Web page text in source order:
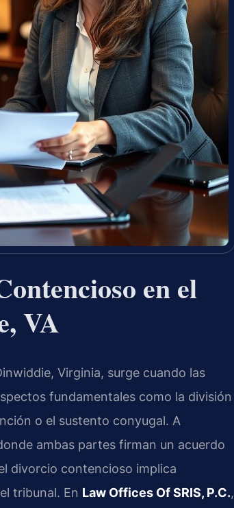
en el
VA
Virginia, surge cuando las
fundamentales como la división
o el sustento conyugal. A
ambas partes firman un acuerdo
divorcio contencioso implica
tribunal. En Law Offices Of SRIS, P.C.,